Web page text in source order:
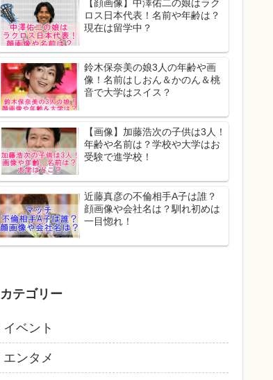
【顔画像】中澤佑二の娘はラク
ロス日本代表！名前や年齢は？
現在は留学中？
鈴木保奈美の娘3人の年齢や画
像！名前はしおん＆かのん＆桃
音で大学はスイス？
【画像】加藤浩次の子供は3人！
年齢や名前は？学校や大学はお
受験で進学校！
近藤真彦の不倫相手A子は誰？
顔画像や会社名は？馴れ初めは
一目惚れ！
カテゴリー
イベント
エンタメ